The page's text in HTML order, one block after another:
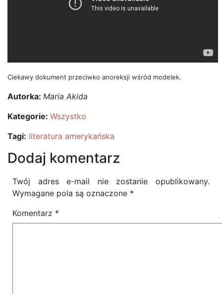
Ciekawy dokument przeciwko anoreksji wśród modelek.
Autorka: Maria Akida
Kategorie: Wszystko
Tagi: literatura amerykańska
Dodaj komentarz
Twój adres e-mail nie zostanie opublikowany.
Wymagane pola są oznaczone *
Komentarz *